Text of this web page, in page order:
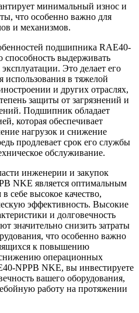
минимальный износ и
что особенно важно для
и механизмов.
подшипника RAE40-
способность выдерживать
Это делает его
в тяжелой
и других отраслях,
защиты от загрязнений и
Подшипник обладает
которая обеспечивает
нагрузок и снижение
продлевает срок его службы
обслуживание.
инженерии и закупок
NKE является оптимальным
себе высокое качество,
эффективность. Высокие
и долговечность
значительно снизить затраты
что особенно важно
к повышению
операционных
NPPB NKE, вы инвестируете
вашего оборудования,
работу на протяжении